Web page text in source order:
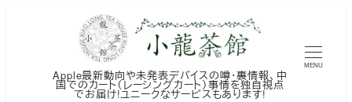
Apple最新動向や未発表デバイスの噂・裏情報、中
国でのカート（レーシングカート）事情を独自視点
でお届け!ユニークなサービスもあります!
MENU